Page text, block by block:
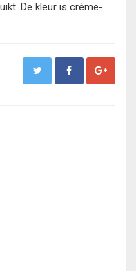
De kleur is crème-